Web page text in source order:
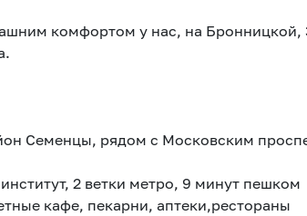
комфортом у нас, на Бронницкой,
Семенцы, рядом с Московским
2 ветки метро, 9 минут пешком
кафе, пекарни, аптеки,рестораны